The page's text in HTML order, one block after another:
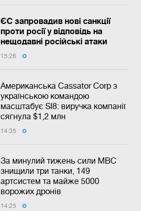
ЄС запровадив нові санкції
проти росії у відповідь на
нещодавні російські атаки
15:26
Американська Cassator Corp з
українською командою
масштабує SI8: виручка компанії
сягнула $1,2 млн
14:35
За минулий тижень сили МВС
знищили три танки, 149
артсистем та майже 5000
ворожих дронів
14:25